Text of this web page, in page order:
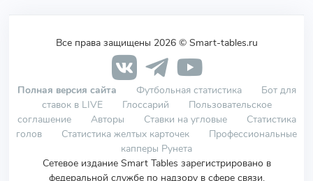
Все права защищены 2026 © Smart-tables.ru
Полная версия сайта Футбольная статистика
Бот для
ставок в LIVE
Глоссарий
Пользовательское
соглашение
Авторы Ставки на угловые
Статистика
голов
Статистика желтых карточек
Профессиональные
капперы Рунета
Сетевое издание Smart Tables зарегистрировано в
федеральной службе по надзору в сфере связи,